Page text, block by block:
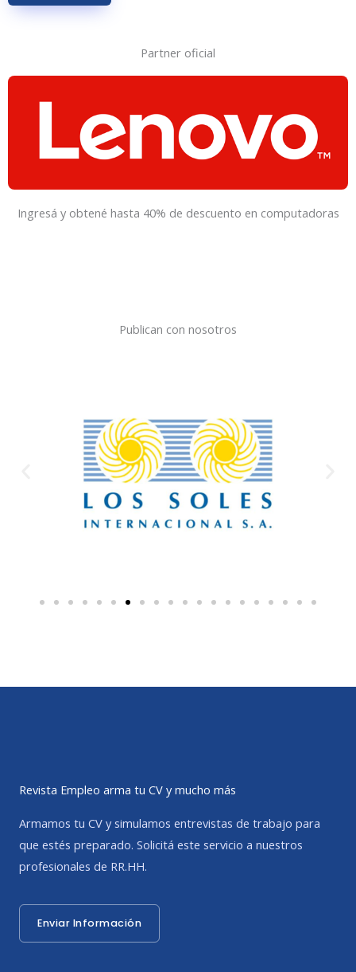
Partner oficial
Ingresá y obtené hasta 40% de descuento en computadoras
Publican con nosotros
Revista Empleo arma tu CV y mucho más
Armamos tu CV y simulamos entrevistas de trabajo para
que estés preparado. Solicitá este servicio a nuestros
profesionales de RR.HH.
Enviar Información